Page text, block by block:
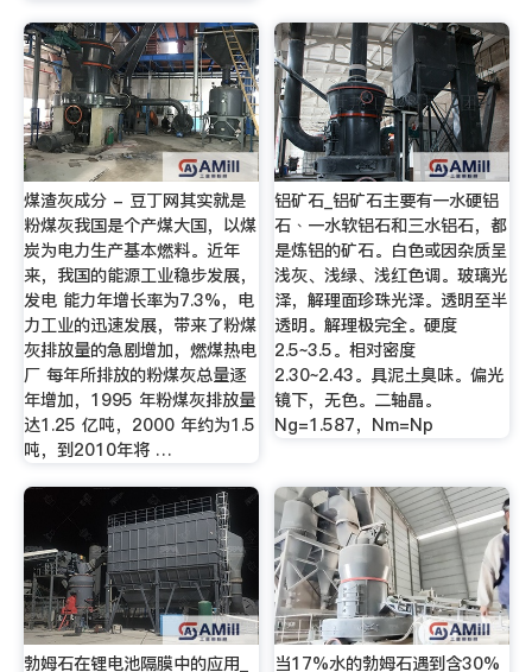
煤渣灰成分 - 豆丁网其实就是
粉煤灰我国是个产煤大国，以煤
炭为电力生产基本燃料。近年
来，我国的能源工业稳步发展，
发电 能力年增长率为7.3%，电
力工业的迅速发展，带来了粉煤
灰排放量的急剧增加，燃煤热电
厂 每年所排放的粉煤灰总量逐
年增加，1995 年粉煤灰排放量
达1.25 亿吨，2000 年约为1.5
吨，到2010年将 …
铝矿石_铝矿石主要有一水硬铝
石﹑一水软铝石和三水铝石，都
是炼铝的矿石。白色或因杂质呈
浅灰、浅绿、浅红色调。玻璃光
泽，解理面珍珠光泽。透明至半
透明。解理极完全。硬度
2.5~3.5。相对密度
2.30~2.43。具泥土臭味。偏光
镜下，无色。二轴晶。
Ng=1.587，Nm=Np
勃姆石在锂电池隔膜中的应用_
当17%水的勃姆石遇到含30%